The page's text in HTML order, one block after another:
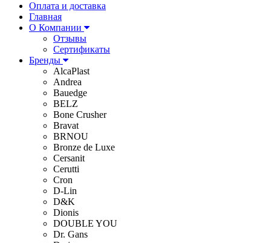
Оплата и доставка
Главная
О Компании
Отзывы
Сертификаты
Бренды
AlcaPlast
Andrea
Bauedge
BELZ
Bone Crusher
Bravat
BRNOU
Bronze de Luxe
Cersanit
Cerutti
Cron
D-Lin
D&K
Dionis
DOUBLE YOU
Dr. Gans